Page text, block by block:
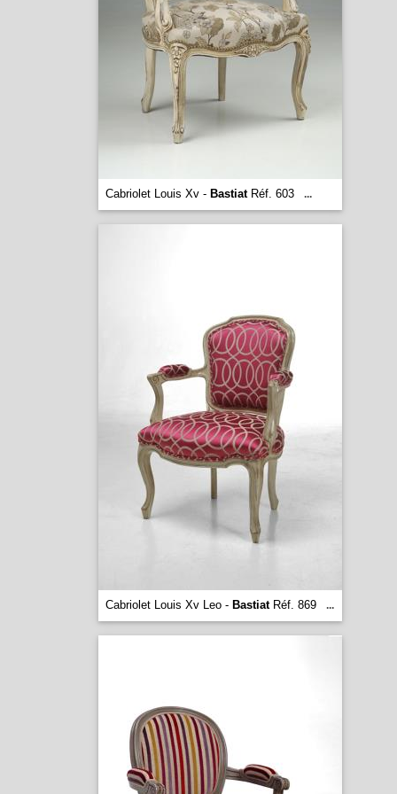
Cabriolet Louis Xv - BastiatRéf. 603 ...
Cabriolet Louis Xv Leo - BastiatRéf. 869 ...